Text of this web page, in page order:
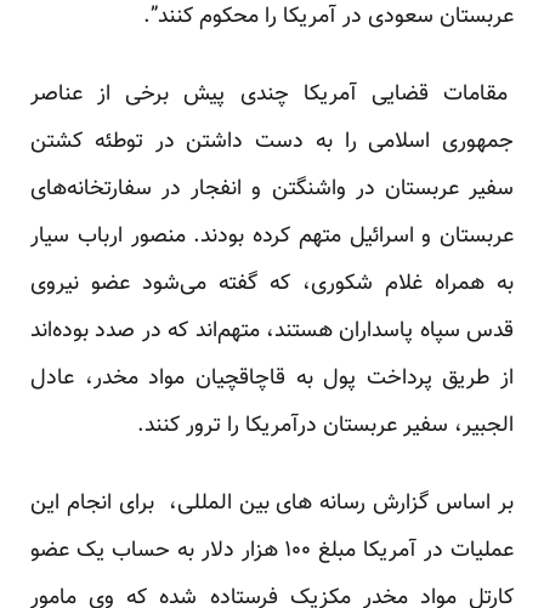
عربستان سعودی در آمریکا را محکوم کنند”.
مقامات قضایی آمریکا چندی پیش برخی از عناصر
جمهوری اسلامی را به دست داشتن در توطئه کشتن
سفیر عربستان در واشنگتن و انفجار در سفارتخانه‌های
عربستان و اسرائیل متهم کرده بودند. منصور ارباب سیار
به همراه غلام شکوری، که گفته می‌شود عضو نیروی
قدس سپاه پاسداران هستند، متهم‌اند که در صدد بوده‌اند
از طریق پرداخت پول به قاچاقچیان مواد مخدر، عادل
الجبیر، سفیر عربستان درآمریکا را ترور کنند.
بر اساس گزارش رسانه های بین المللی، برای انجام این
عملیات در آمریکا مبلغ ۱۰۰ هزار دلار به حساب یک عضو
کارتل مواد مخدر مکزیک فرستاده شده که وی مامور